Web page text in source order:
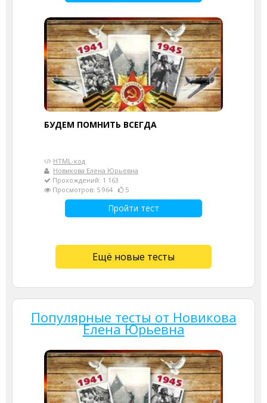
БУДЕМ ПОМНИТЬ ВСЕГДА
HTML-код
Новикова Елена Юрьевна
Прохождений: 1 163
Просмотров: 5 964
5
Пройти тест
Ещё новые тесты
Популярные тесты от Новикова
Елена Юрьевна